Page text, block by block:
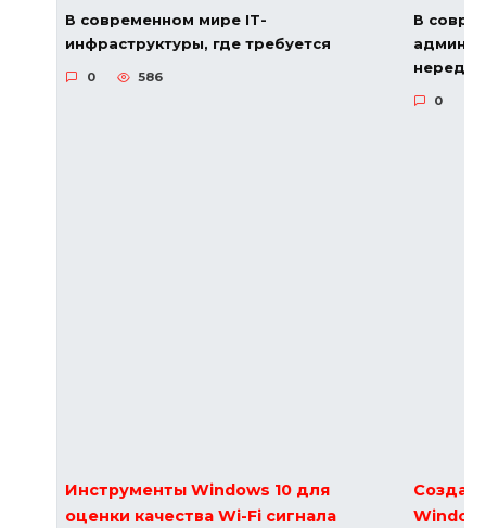
В современном мире IT-
инфраструктуры, где требуется
0 586
В
нередко
0
Инструменты Windows 10 для
оценки качества Wi-Fi сигнала